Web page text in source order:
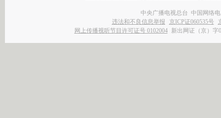
中央广播电视总台 中国网络
违法和不良信息举报
京ICP证060535号
网上传播视听节目许可证号 0102004 新出网证（京）